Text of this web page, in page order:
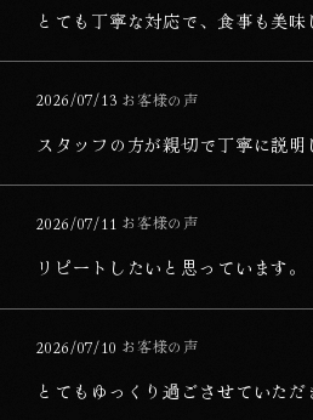
とても丁寧な対応で、食事も美味
スタッフの方が親切で丁寧に説
公開日
2026/07/13
カテゴリーお客様の声
リピートしたいと思っています。
公開日
2026/07/11
カテゴリーお客様の声
とてもゆっくり過ごさせていただ
公開日
2026/07/10
カテゴリーお客様の声